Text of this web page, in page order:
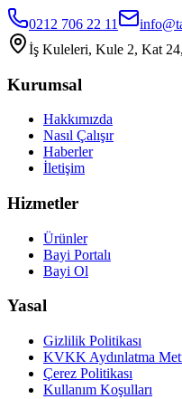
0212 706 22 11
İş Kuleleri, Kule 2, Kat
Kurumsal
Hakkımızda
Nasıl Çalışır
Haberler
İletişim
Hizmetler
Ürünler
Bayi Portalı
Bayi Ol
Yasal
Gizlilik Politikası
KVKK Aydınlatma
Çerez Politikası
Kullanım Koşulları